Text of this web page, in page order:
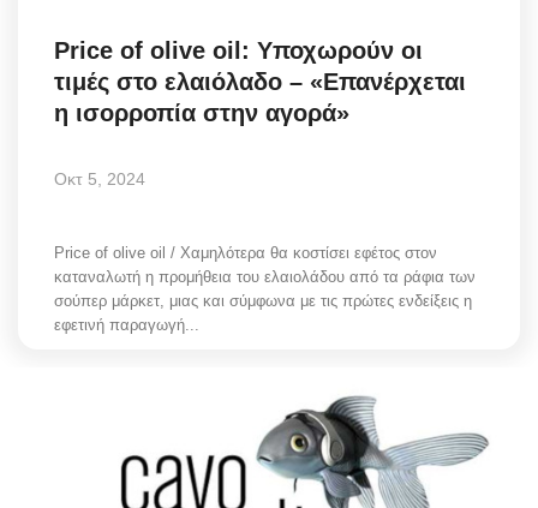
Σεβασμιώτατος Δωρόθεος Β’
Cost Of Living Crisis
Local Elections 2023
Elections 2023
Price of olive oil: Υποχωρούν οι
τιμές στο ελαιόλαδο – «Επανέρχεται
η ισορροπία στην αγορά»
Οκτ 5, 2024
Price of olive oil / Χαμηλότερα θα κοστίσει εφέτος στον
καταναλωτή η προμήθεια του ελαιολάδου από τα ράφια των
σούπερ μάρκετ, μιας και σύμφωνα με τις πρώτες ενδείξεις η
εφετινή παραγωγή...